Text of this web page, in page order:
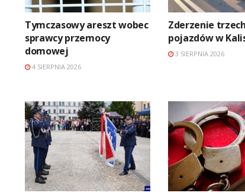
Tymczasowy areszt wobec
sprawcy przemocy
domowej
4 SIERPNIA 2026
Zderzenie trzech
pojazdów w
3 SIERPNIA 2026